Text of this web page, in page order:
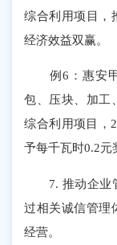
综合利用项目，
经济效益双赢。
例6：惠安甲
包、压块、加工
综合利用项目，
予每千瓦时0.2元
7. 推动企业管
过相关诚信管理
经营。